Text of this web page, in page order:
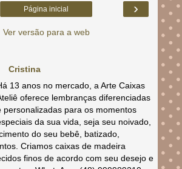
›
Página inicial
Ver versão para a web
Cristina
13 anos no mercado, a Arte Caixas
oferece lembranças diferenciadas
personalizadas para os momentos
da sua vida, seja seu noivado,
do seu bebê, batizado,
Criamos caixas de madeira
finos de acordo com seu desejo e